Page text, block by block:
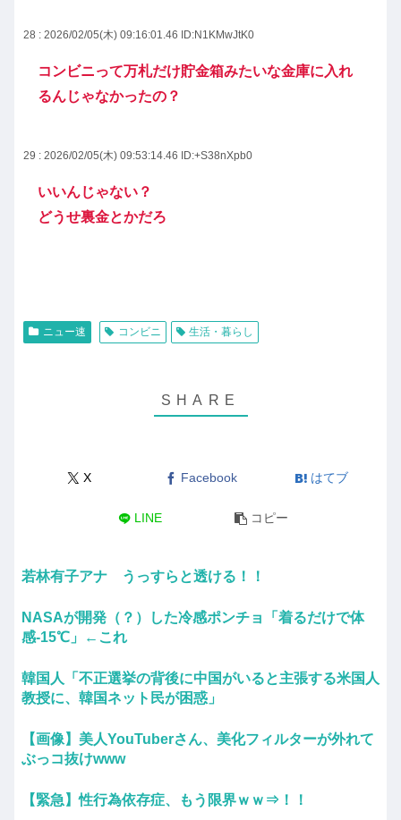
28 : 2026/02/05(木) 09:16:01.46 ID:N1KMwJtK0
コンビニって万札だけ貯金箱みたいな金庫に入れ
るんじゃなかったの？
29 : 2026/02/05(木) 09:53:14.46 ID:+S38nXpb0
いいんじゃない？
どうせ裏金とかだろ
ニュー速 コンビニ 生活・暮らし
X Facebook はてブ
LINE コピー
若林有子アナ うっすらと透ける！！
NASAが開発（？）した冷感ポンチョ「着るだけで体
感-15℃」←これ
韓国人「不正選挙の背後に中国がいると主張する米国人
教授に、韓国ネット民が困惑」
【画像】美人YouTuberさん、美化フィルターが外れて
ぶっコ抜けwww
【緊急】性行為依存症、もう限界ｗｗ⇒！！